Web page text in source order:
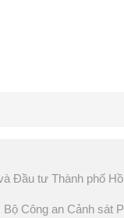
Đầu tư Thành phố
Công an Cảnh sát